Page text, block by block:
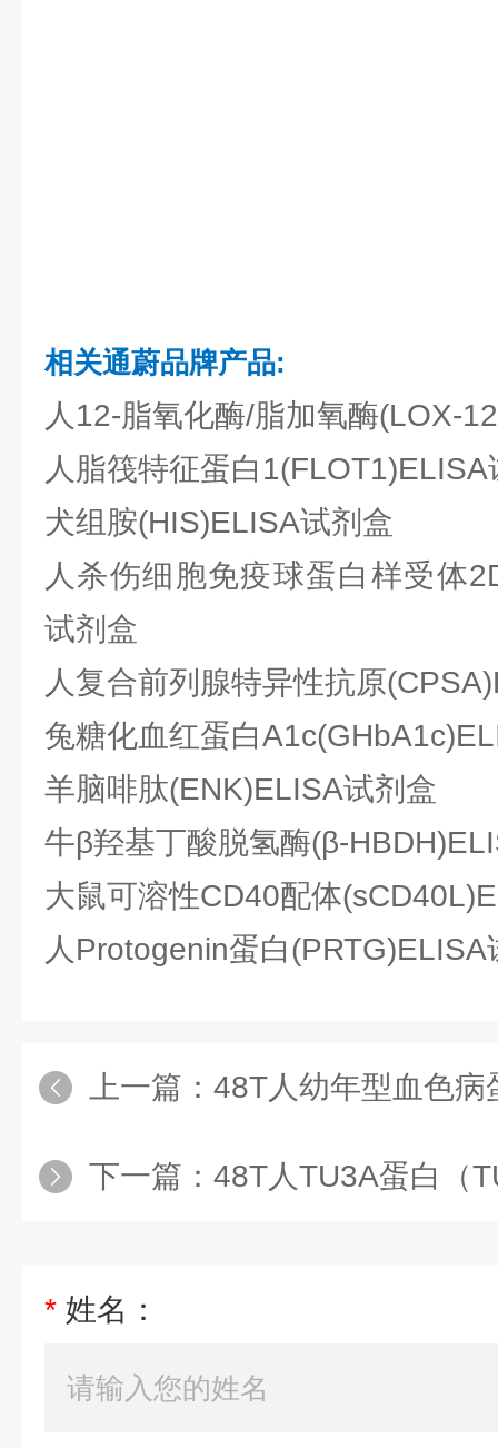
相关通蔚品牌产品:
人12-脂氧化酶/脂加氧酶(LOX-
人脂筏特征蛋白1(FLOT1)ELISA
犬组胺(HIS)ELISA试剂盒
人杀伤细胞免疫球蛋白样受体
试剂盒
人复合前列腺特异性抗原
兔糖化血红蛋白
羊脑啡肽(ENK)ELISA试剂盒
牛β羟基丁酸脱氢酶(β-
大鼠可溶性CD40配体
人Protogenin蛋白(PRTG)ELISA
上一篇： 48T人幼年型血色病蛋
下一篇： 48T人TU3A蛋白（
* 姓名：